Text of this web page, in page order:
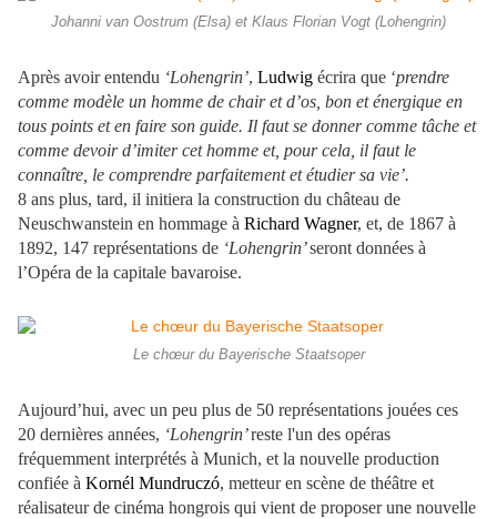
Johanni van Oostrum (Elsa) et Klaus Florian Vogt (Lohengrin)
Après avoir entendu ‘Lohengrin’, Ludwig écrira que ‘prendre
comme modèle un homme de chair et d’os, bon et énergique en
tous points et en faire son guide. Il faut se donner comme tâche et
comme devoir d’imiter cet homme et, pour cela, il faut le
connaître, le comprendre parfaitement et étudier sa vie’.
8 ans plus, tard, il initiera la construction du château de
Neuschwanstein en hommage à Richard Wagner, et, de 1867 à
1892, 147 représentations de ‘Lohengrin’seront données à
l’Opéra de la capitale bavaroise.
Le chœur du Bayerische Staatsoper
Aujourd’hui, avec un peu plus de 50 représentations jouées ces
20 dernières années, ‘Lohengrin’reste l'un des opéras
fréquemment interprétés à Munich, et la nouvelle production
confiée à Kornél Mundruczó, metteur en scène de théâtre et
réalisateur de cinéma hongrois qui vient de proposer une nouvelle